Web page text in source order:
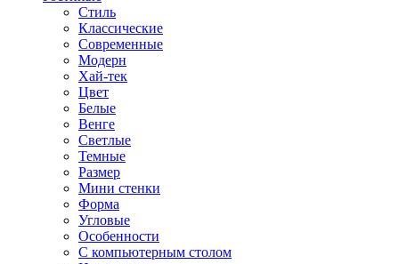
Стиль
Классические
Современные
Модерн
Хай-тек
Цвет
Белые
Венге
Светлые
Темные
Размер
Мини стенки
Форма
Угловые
Особенности
С компьютерным столом